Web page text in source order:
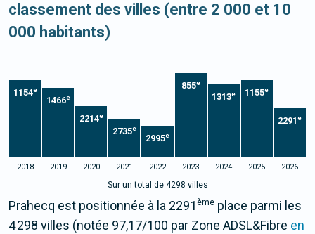
classement des villes (entre 2 000 et 10
000 habitants)
1154e
1466e
2214e
2735e
2995e
855e
1313e 1155e
2291e
2018 2019 2020 2021 2022 2023 2024 2025 2026
Sur un total de 4298 villes
Prahecq est positionnée à la 2291 ème place parmi les
4 298 villes (notée 97,17/100 par Zone ADSL&Fibre en